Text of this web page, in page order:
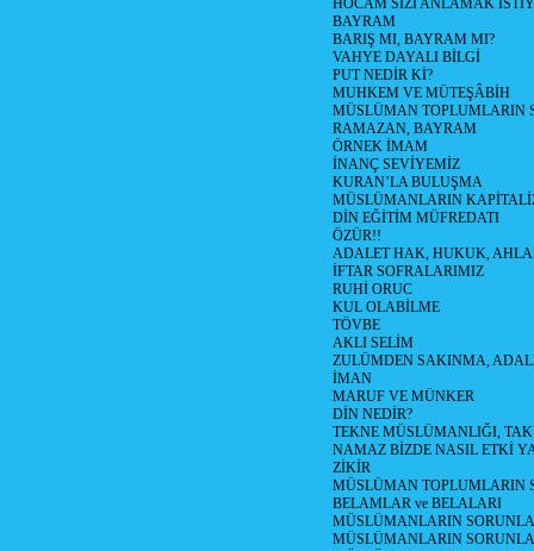
HOCAM SİZİ ANLAMAK
BAYRAM
BARIŞ MI, BAYRAM MI?
VAHYE DAYALI BİLGİ
PUT NEDİR Kİ?
MUHKEM VE MÜTEŞÂBİH
MÜSLÜMAN TOPLUMLARIN
RAMAZAN, BAYRAM
ÖRNEK İMAM
İNANÇ SEVİYEMİZ
KURAN’LA BULUŞMA
MÜSLÜMANLARIN
DİN EĞİTİM MÜFREDATI
ÖZÜR!!
ADALET HAK, HUKUK,
İFTAR SOFRALARIMIZ
RUHİ ORUC
KUL OLABİLME
TÖVBE
AKLI SELİM
ZULÜMDEN SAKINMA,
İMAN
MARUF VE MÜNKER
DİN NEDİR?
TEKNE MÜSLÜMANLIĞI,
NAMAZ BİZDE NASIL ETKİ
ZİKİR
MÜSLÜMAN TOPLUMLARIN
BELAMLAR ve BELALARI
MÜSLÜMANLARIN
MÜSLÜMANLARIN